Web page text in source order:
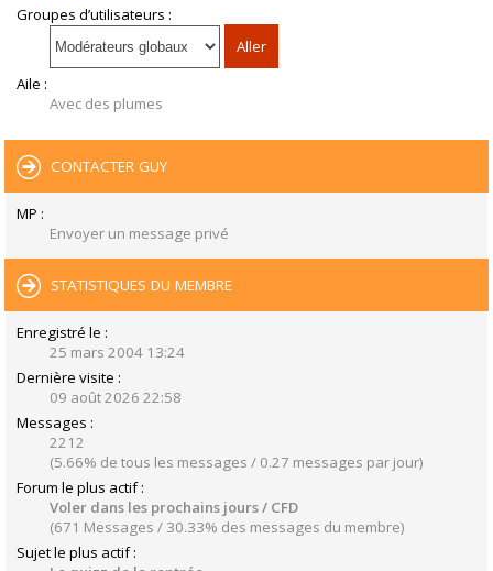
Groupes d’utilisateurs :
Aile :
Avec des plumes
CONTACTER GUY
MP :
Envoyer un message privé
STATISTIQUES DU MEMBRE
Enregistré le :
25 mars 2004 13:24
Dernière visite :
09 août 2026 22:58
Messages :
2212
(5.66% de tous les messages / 0.27 messages par jour)
Forum le plus actif :
Voler dans les prochains jours / CFD
(671 Messages / 30.33% des messages du membre)
Sujet le plus actif :